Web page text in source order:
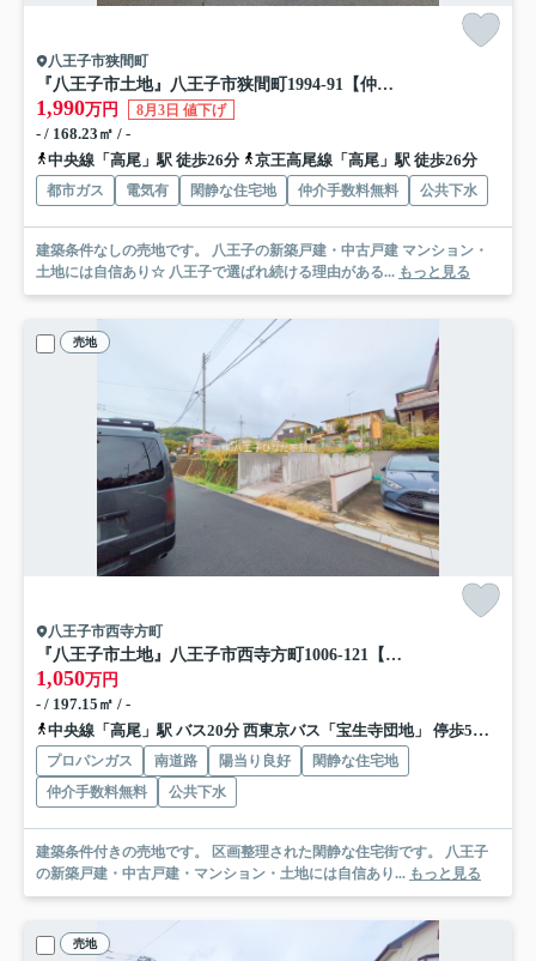
八王子市狭間町
『八王子市土地』八王子市狭間町1994-91【仲介手数料無料】
1,990万円 8月3日 値下げ
- / 168.23㎡ / -
中央線「高尾」駅 徒歩26分
京王高尾線「高尾」駅 徒歩26分
都市ガス 電気有 閑静な住宅地 仲介手数料無料 公共下水
建築条件なしの売地です。 八王子の新築戸建・中古戸建 マンション・
土地には自信あり☆ 八王子で選ばれ続ける理由がある... もっと見る
売地
八王子市西寺方町
『八王子市土地』八王子市西寺方町1006-121【仲介手数料無料】
1,050万円
- / 197.15㎡ / -
中央線「高尾」駅 バス20分 西東京バス「宝生寺団地」 停歩5分
プロパンガス 南道路 陽当り良好
閑静な住宅地
仲介手数料無料
公共下水
建築条件付きの売地です。 区画整理された閑静な住宅街です。 八王子
の新築戸建・中古戸建・マンション・土地には自信あり... もっと見る
売地